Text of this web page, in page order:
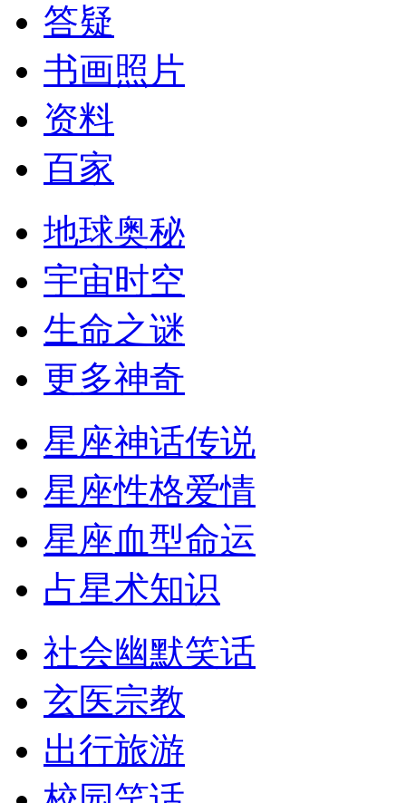
答疑
书画照片
资料
百家
地球奥秘
宇宙时空
生命之谜
更多神奇
星座神话传说
星座性格爱情
星座血型命运
占星术知识
社会幽默笑话
玄医宗教
出行旅游